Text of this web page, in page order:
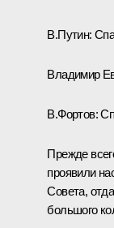
В.Путин:
Владимир
В.Фортов:
Прежде
проявили
Совета,
большого